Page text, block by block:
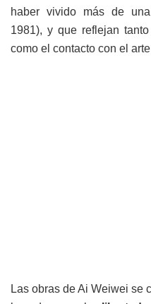
haber vivido más de
1981), y que reflejan
como el contacto con el
Las obras de Ai Weiwei se